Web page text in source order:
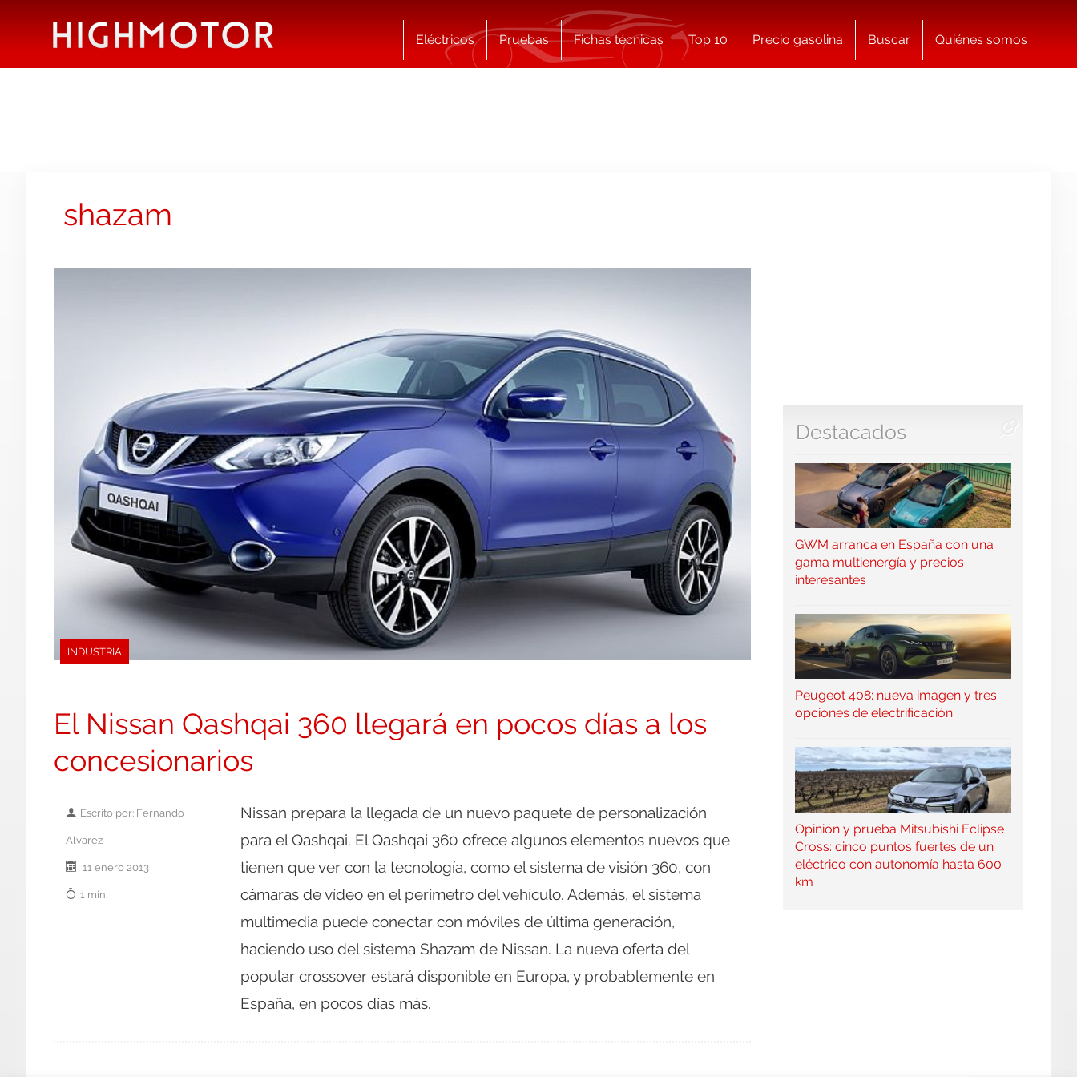
Eléctricos Pruebas Fichas técnicas Top 10 Precio gasolina Buscar Quiénes somos
shazam
INDUSTRIA
El Nissan Qashqai 360 llegará en pocos días a los
concesionarios
Escrito por: Fernando
Alvarez
11 enero 2013
1 min.
Nissan prepara la llegada de un nuevo paquete de personalización
para el Qashqai. El Qashqai 360 ofrece algunos elementos nuevos que
tienen que ver con la tecnología, como el sistema de visión 360, con
cámaras de vídeo en el perímetro del vehículo. Además, el sistema
multimedia puede conectar con móviles de última generación,
haciendo uso del sistema Shazam de Nissan. La nueva oferta del
popular crossover estará disponible en Europa, y probablemente en
España, en pocos días más.
Destacados
GWM arranca en España con una
gama multienergía y precios
interesantes
Peugeot 408: nueva imagen y tres
opciones de electrificación
Opinión y prueba Mitsubishi Eclipse
Cross: cinco puntos fuertes de un
eléctrico con autonomía hasta 600
km